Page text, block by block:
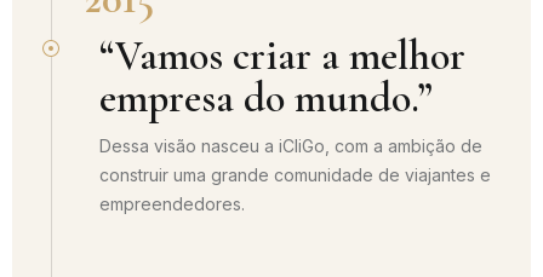
“Vamos criar a melhor
empresa do mundo.”
Dessa visão nasceu a iCliGo, com a ambição de
construir uma grande comunidade de viajantes e
empreendedores.